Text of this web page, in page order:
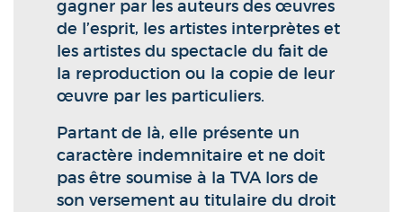
gagner par les auteurs des œuvres
de l’esprit, les artistes interprètes et
les artistes du spectacle du fait de
la reproduction ou la copie de leur
œuvre par les particuliers.
Partant de là, elle présente un
caractère indemnitaire et ne doit
pas être soumise à la TVA lors de
son versement au titulaire du droit